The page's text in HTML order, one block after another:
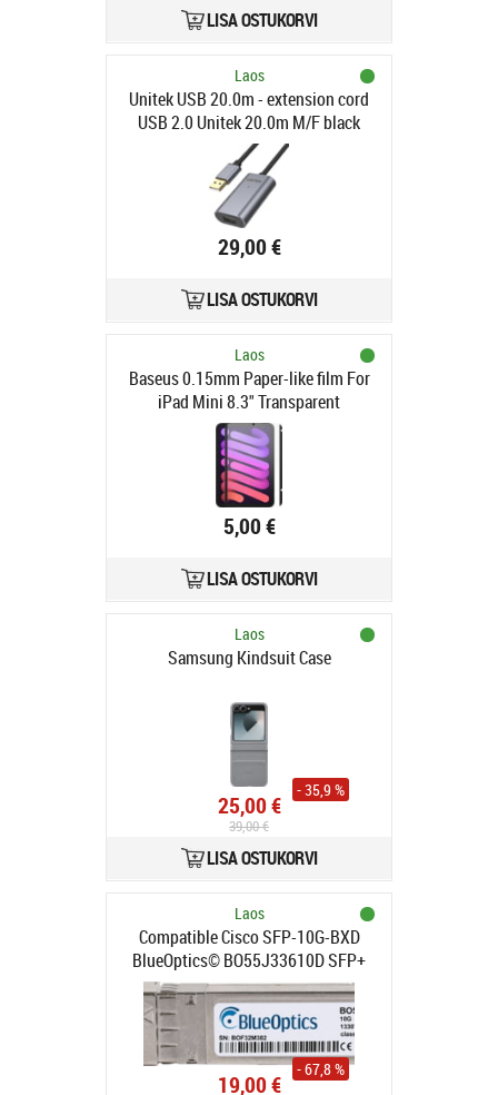
LISA OSTUKORVI
Laos
Unitek USB 20.0m - extension cord
USB 2.0 Unitek 20.0m M/F black
signal amplifier
29,00 €
LISA OSTUKORVI
Laos
Baseus 0.15mm Paper-like film For
iPad Mini 8.3" Transparent
5,00 €
LISA OSTUKORVI
Laos
Samsung Kindsuit Case
25,00 €
- 35,9 %
39,00 €
LISA OSTUKORVI
Laos
Compatible Cisco SFP-10G-BXD
BlueOptics© BO55J33610D SFP+
Bidi Transceiver, LC-Simplex,
10GBASE-BX-D, Singlemode Fiber,
TX1330nm
19,00 €
- 67,8 %